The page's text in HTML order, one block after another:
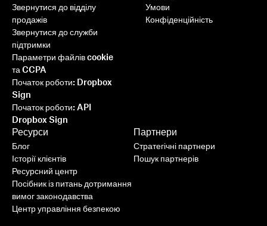
Звернутися до відділу
продажів
Звернутися до служби
підтримки
Параметри файлів cookie
та CCPA
Початок роботи: Dropbox
Sign
Початок роботи: API
Dropbox Sign
Ресурси
Блог
Історії клієнтів
Ресурсний центр
Посібник із питань дотримання
вимог законодавства
Центр управління безпекою
Партнери
Стратегічні партнери
Пошук партнерів
Умови
Конфіденційність